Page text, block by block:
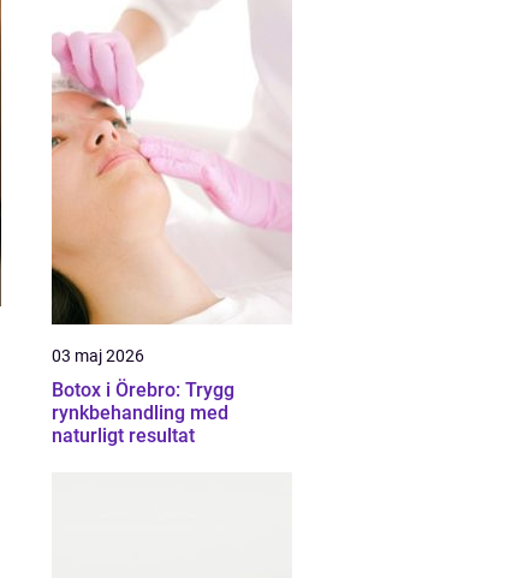
03 maj 2026
Botox i Örebro: Trygg
rynkbehandling med
naturligt resultat